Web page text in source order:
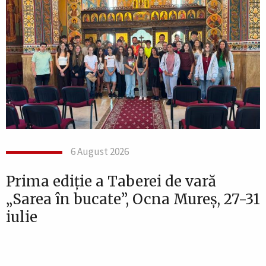
6 August 2026
Prima ediție a Taberei de vară
„Sarea în bucate”, Ocna Mureș, 27-31
iulie